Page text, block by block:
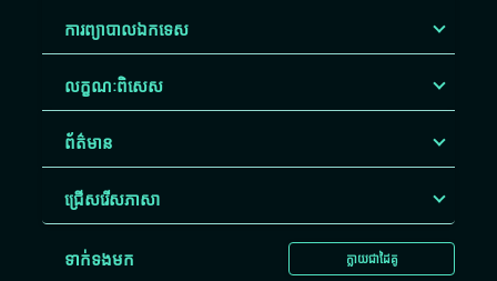
ការព្យាបាលឯកទេស
លក្ខណៈពិសេស
ព័ត៌មាន
ជ្រើសរើស​ភាសា
ក្លាយជាដៃគូ
ទាក់ទងមក